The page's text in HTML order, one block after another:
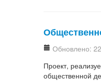
Обновлено:
Проект,
общественной